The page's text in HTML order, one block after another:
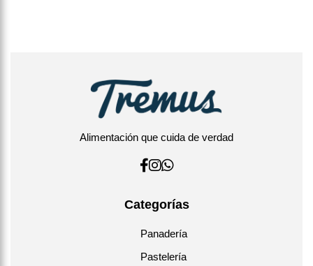
Alimentación que cuida de verdad
Categorías
Panadería
Pastelería